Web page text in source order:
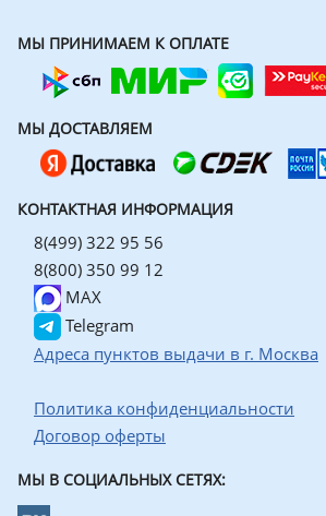
МЫ ПРИНИМАЕМ К ОПЛАТЕ
МЫ ДОСТАВЛЯЕМ
КОНТАКТНАЯ ИНФОРМАЦИЯ
8(499) 322 95 56
8(800) 350 99 12
MAX
Telegram
Адреса пунктов выдачи в г. Москва
Политика конфиденциальности
Договор оферты
МЫ В СОЦИАЛЬНЫХ СЕТЯХ: